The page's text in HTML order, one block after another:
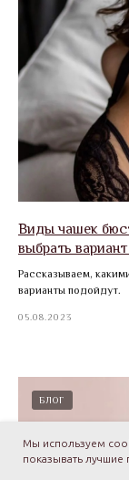
Мы используем
показывать
Виды чашек
выбрать
Рассказываем,
варианты подойдут.
05.08.2023
БЛОГ